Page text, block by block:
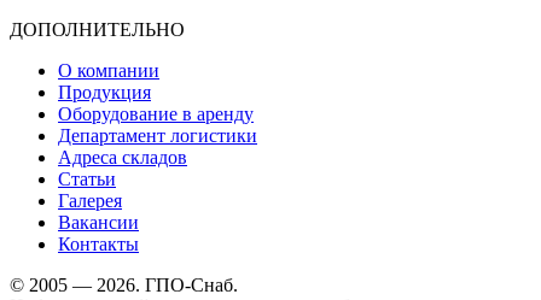
ДОПОЛНИТЕЛЬНО
О компании
Продукция
Оборудование в аренду
Департамент логистики
Адреса складов
Статьи
Галерея
Вакансии
Контакты
© 2005 — 2026. ГПО-Снаб.